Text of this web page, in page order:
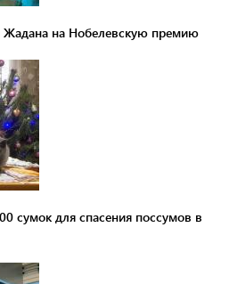
Жадана на Нобелевскую премию
сумок для спасения поссумов в